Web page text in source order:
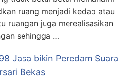
ruang menjadi kedap atau
ruangan juga merealisasikan
sehingga …
Jasa bikin Peredam Suara
Bekasi